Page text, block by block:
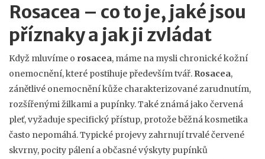
Rosacea – co to je, jaké jsou
příznaky a jak ji zvládat
Když mluvíme o rosacea, máme na mysli chronické kožní
onemocnění, které postihuje především tvář. Rosacea,
zánětlivé onemocnění kůže charakterizované zarudnutím,
rozšířenými žilkami a pupínky. Také známá jako červená
pleť, vyžaduje specifický přístup, protože běžná kosmetika
často nepomáhá. Typické projevy zahrnují trvalé červené
skvrny, pocity pálení a občasné výskyty pupínků